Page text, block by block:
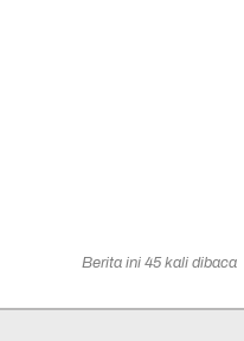
Berita ini 45 kali dibaca